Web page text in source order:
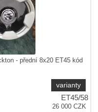
- přední 8x20 ET45 kód
varianty
ET45/58
26 000CZK